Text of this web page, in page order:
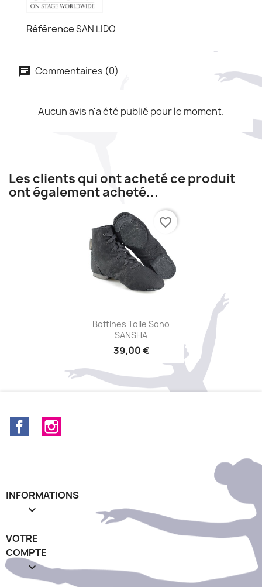
RéférenceSAN LIDO
Commentaires (0)
Aucun avis n'a été publié pour le moment.
Les clients qui ont acheté ce produit
ont également acheté...
Aperçu rapide
Bottines Toile Soho
SANSHA
39,00 €
favorite_border
Facebook
INFORMATIONS

VOTRE
COMPTE
